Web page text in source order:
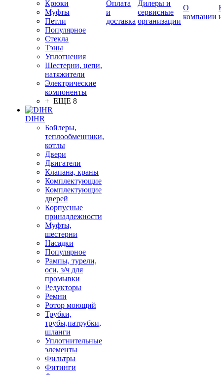
Крюки
Муфты
Петли
Популярное
Стекла
Тэны
Уплотнения
Шестерни, цепи,
натяжители
Электрические
компоненты
+ ЕЩЕ 8
DIHR
Бойлеры,
теплообменники,
котлы
Двери
Двигатели
Клапана, краны
Комплектующие
Комплектующие
дверей
Корпусные
принадлежности
Муфты,
шестерни
Насадки
Популярное
Рампы, турели,
оси, з/ч для
промывки
Редукторы
Ремни
Ротор моющий
Трубки,
трубы,патрубки,
шланги
Уплотнительные
элементы
Фильтры
Фитинги
Оплата
и
доставка
Дилеры и
сервисные
организации
О
компании